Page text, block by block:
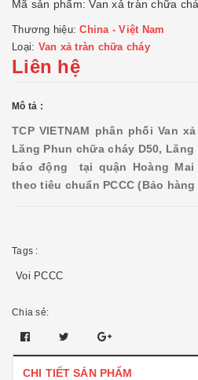
Mã sản phẩm:Van xả tràn chữa
Thương hiệu:China - Việt Nam
Loại: Van xả tràn chữa cháy
Liên hệ
Mô tả :
TCP VIETNAM phân phối Van
Lăng Phun chữa cháy D50,
báo động tại quận Hoàng
theo tiêu chuẩn PCCC (Bảo hàng
Tags :
Voi PCCC
Chia sẻ:
CHI TIẾT SẢN PHẨM